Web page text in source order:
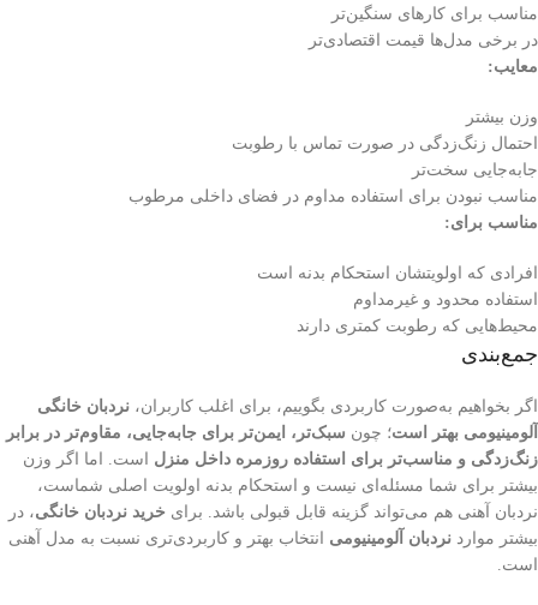
مناسب برای کارهای سنگین‌تر
در برخی مدل‌ها قیمت اقتصادی‌تر
معایب:
وزن بیشتر
احتمال زنگ‌زدگی در صورت تماس با رطوبت
جابه‌جایی سخت‌تر
مناسب نبودن برای استفاده مداوم در فضای داخلی مرطوب
مناسب برای:
افرادی که اولویتشان استحکام بدنه است
استفاده محدود و غیرمداوم
محیط‌هایی که رطوبت کمتری دارند
جمع‌بندی
اگر بخواهیم به‌صورت کاربردی بگوییم، برای اغلب کاربران، نردبان خانگی
آلومینیومی بهتر است؛ چون سبک‌تر، ایمن‌تر برای جابه‌جایی، مقاوم‌تر در برابر
زنگ‌زدگی و مناسب‌تر برای استفاده روزمره داخل منزل است. اما اگر وزن
بیشتر برای شما مسئله‌ای نیست و استحکام بدنه اولویت اصلی شماست،
نردبان آهنی هم می‌تواند گزینه قابل قبولی باشد. برای خرید نردبان خانگی، در
بیشتر موارد نردبان آلومینیومی انتخاب بهتر و کاربردی‌تری نسبت به مدل آهنی
است.